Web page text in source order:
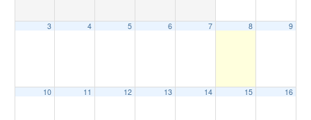
3 4 5 6 7 8 9
10 11 12 13 14 15 16